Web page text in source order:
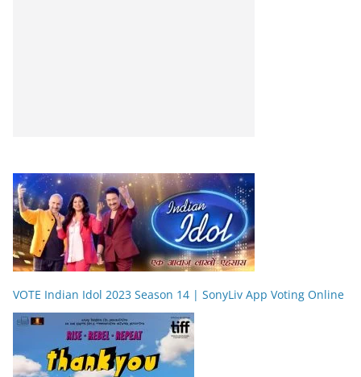
VOTE Indian Idol 2023 Season 14 | SonyLiv App Voting Online